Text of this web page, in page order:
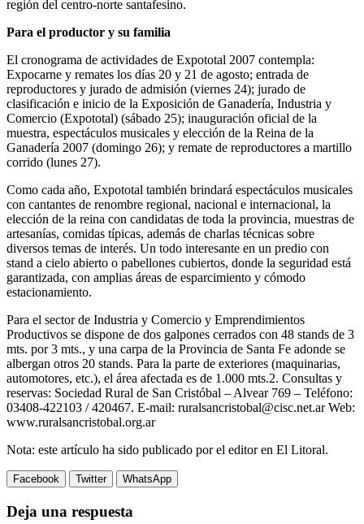
región del centro-norte santafesino.
Para el productor y su familia
El cronograma de actividades de Expototal 2007 contempla:
Expocarne y remates los días 20 y 21 de agosto; entrada de
reproductores y jurado de admisión (viernes 24); jurado de
clasificación e inicio de la Exposición de Ganadería, Industria y
Comercio (Expototal) (sábado 25); inauguración oficial de la
muestra, espectáculos musicales y elección de la Reina de la
Ganadería 2007 (domingo 26); y remate de reproductores a martillo
corrido (lunes 27).
Como cada año, Expototal también brindará espectáculos musicales
con cantantes de renombre regional, nacional e internacional, la
elección de la reina con candidatas de toda la provincia, muestras de
artesanías, comidas típicas, además de charlas técnicas sobre
diversos temas de interés. Un todo interesante en un predio con
stand a cielo abierto o pabellones cubiertos, donde la seguridad está
garantizada, con amplias áreas de esparcimiento y cómodo
estacionamiento.
Para el sector de Industria y Comercio y Emprendimientos
Productivos se dispone de dos galpones cerrados con 48 stands de 3
mts. por 3 mts., y una carpa de la Provincia de Santa Fe adonde se
albergan otros 20 stands. Para la parte de exteriores (maquinarias,
automotores, etc.), el área afectada es de 1.000 mts.2. Consultas y
reservas: Sociedad Rural de San Cristóbal – Alvear 769 – Teléfono:
03408-422103 / 420467. E-mail: ruralsancristobal@cisc.net.ar Web:
www.ruralsancristobal.org.ar
Nota: este artículo ha sido publicado por el editor en El Litoral.
Facebook Twitter WhatsApp
Deja una respuesta